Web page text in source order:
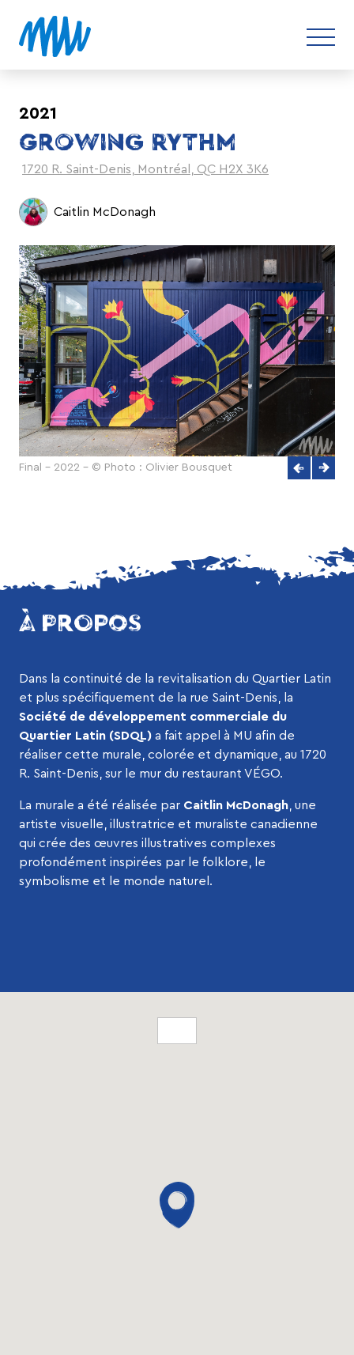
2021
GROWING RYTHM
1720 R. Saint-Denis, Montréal, QC H2X 3K6
Caitlin McDonagh
Final - 2022 - © Photo : Olivier Bousquet
À PROPOS
Dans la continuité de la revitalisation du Quartier Latin
et plus spécifiquement de la rue Saint-Denis, la
Société de développement commerciale du
Quartier Latin (SDQL) a fait appel à MU afin de
réaliser cette murale, colorée et dynamique, au 1720
R. Saint-Denis, sur le mur du restaurant VÉGO.
La murale a été réalisée par Caitlin McDonagh , une
artiste visuelle, illustratrice et muraliste canadienne
qui crée des œuvres illustratives complexes
profondément inspirées par le folklore, le
symbolisme et le monde naturel.